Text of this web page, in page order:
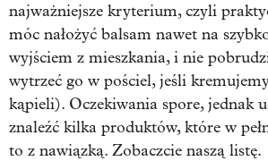
najważniejsze kryterium, czyli
móc nałożyć balsam nawet na
wyjściem z mieszkania, i nie
wytrzeć go w pościel, jeśli
kąpieli). Oczekiwania spore, jednak
znaleźć kilka produktów, które w
to z nawiązką. Zobaczcie naszą listę.